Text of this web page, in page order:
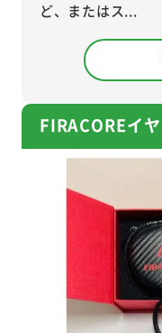
ど、またはス...
FIRACOREイ